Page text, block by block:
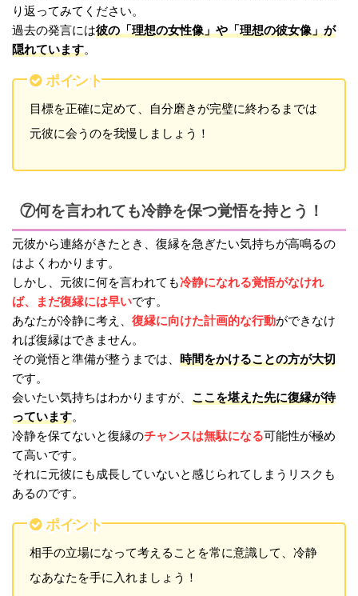
り返ってみてください。
過去の発言には彼の「理想の女性像」や「理想の彼女像」が
隠れています。
ポイント
目標を正確に定めて、自分磨きが完璧に終わるまでは
元彼に会うのを我慢しましょう！
⑦何を言われても冷静を保つ覚悟を持とう！
元彼から連絡がきたとき、復縁を急ぎたい気持ちが高鳴るの
はよくわかります。
しかし、元彼に何を言われても冷静になれる覚悟がなけれ
ば、まだ復縁には早いです。
あなたが冷静に考え、 復縁に向けた計画的な行動ができなけ
れば復縁はできません。
その覚悟と準備が整うまでは、 時間をかけることの方が大切
です。
会いたい気持ちはわかりますが、 ここを堪えた先に復縁が待
っています。
冷静を保てないと復縁のチャンスは無駄になる可能性が極め
て高いです。
それに元彼にも成長していないと感じられてしまうリスクも
あるのです。
ポイント
相手の立場になって考えることを常に意識して、冷静
なあなたを手に入れましょう！